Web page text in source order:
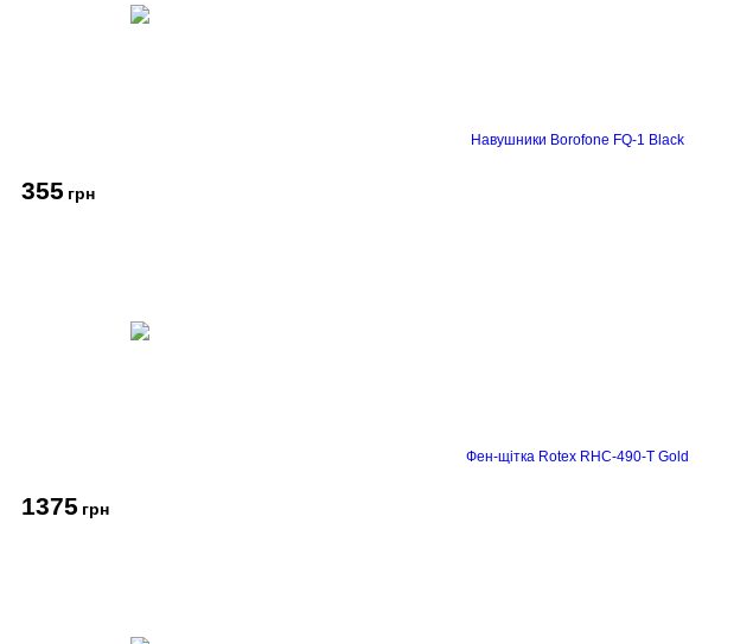
Навушники Borofone FQ-1 Black
355 грн
Фен-щітка Rotex RHC-490-T Gold
1375 грн